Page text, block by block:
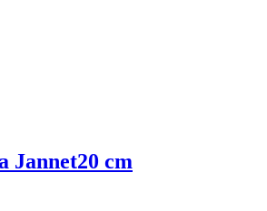
Jannet20 cm